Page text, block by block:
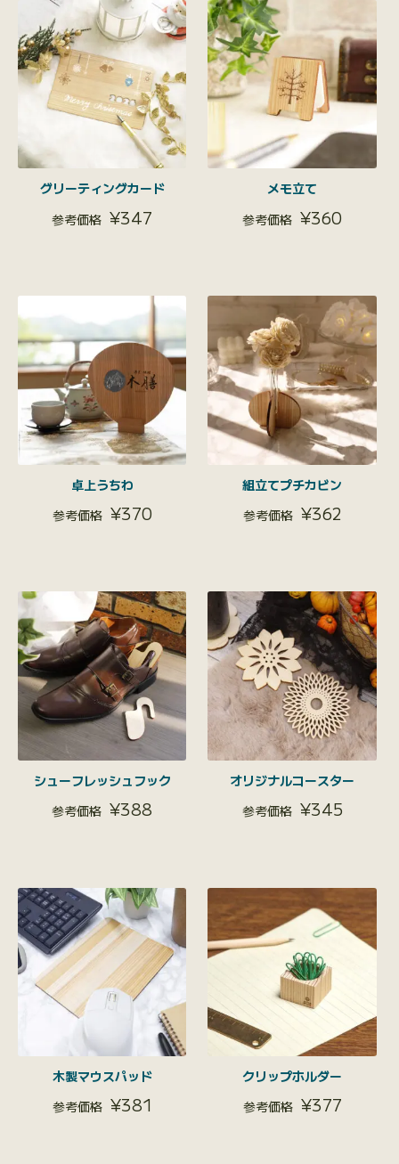
グリーティングカード
¥347
メモ立て
¥360
卓上うちわ
¥370
組立てプチカビン
¥362
シューフレッシュフック
¥388
オリジナルコースター
¥345
木製マウスパッド
¥381
クリップホルダー
¥377